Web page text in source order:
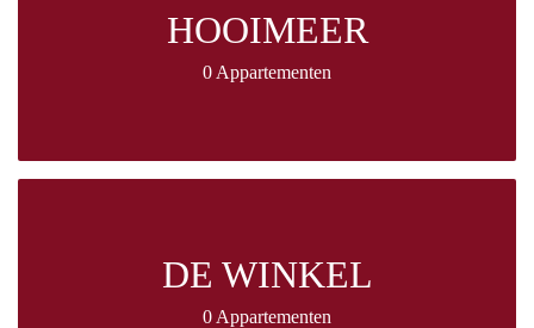
HOOIMEER
0 Appartementen
DE WINKEL
0 Appartementen